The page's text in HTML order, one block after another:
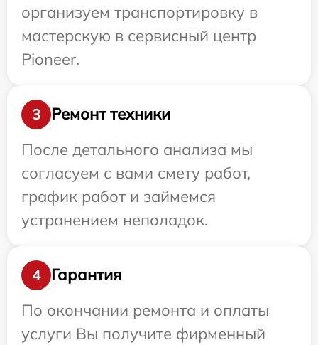
организуем транспортировку в
мастерскую в сервисный центр
Pioneer.
3
Ремонт техники
После детального анализа мы
согласуем с вами смету работ,
график работ и займемся
устранением неполадок.
4
Гарантия
По окончании ремонта и оплаты
услуги Вы получите фирменный